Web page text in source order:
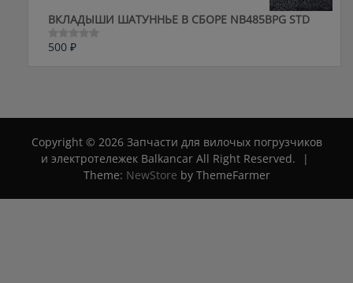
ВКЛАДЫШИ ШАТУННЬЕ В СБОРЕ NB485BPG STD
Оценка
500 ₽
Copyright © 2026 Запчасти для вилочых погрузчиков
и электротележек Balkancar All Right Reserved.
|
Theme: NewStore by ThemeFarmer